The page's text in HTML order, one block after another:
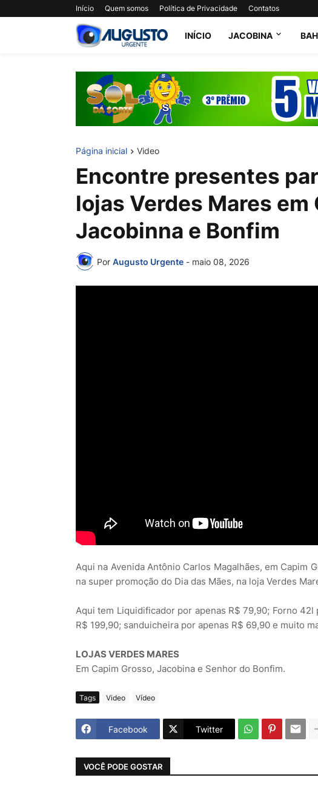
Início Quem somos Política de Privacidade Contatos
INÍCIO JACOBINA
Página inicial Video
Encontre presentes
lojas Verdes Mares em
Jacobinna e Bonfim
Por Augusto Urgente - maio 08, 2026
Aqui na Avenida Antônio Carlos Magalhães, em Capim
na super promoção do Dia das Mães, na loja Verdes
Aqui tem Liquidificador por apenas R$ 79,90; Forno
R$ 199,90; sanduicheira por apenas R$ 69,90 e muito
LOJAS VERDES MARES
Em Capim Grosso, Jacobina e Senhor do Bonfim.
Tags Video Vídeo
Facebook Twitter
VOCÊ PODE GOSTAR